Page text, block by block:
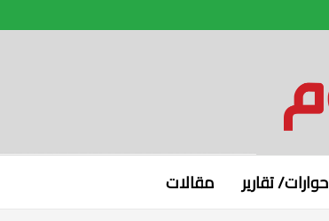
حوارات/ تقارير مقالات